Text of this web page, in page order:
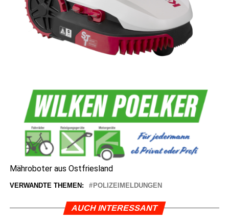
Mäh­ro­bo­ter aus Ostfriesland
VERWANDTE THEMEN: POLIZEIMELDUNGEN
AUCH INTERESSANT